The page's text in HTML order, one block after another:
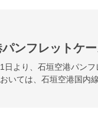
パンフレットケ
より、石垣空港パン
いては、石垣空港国内